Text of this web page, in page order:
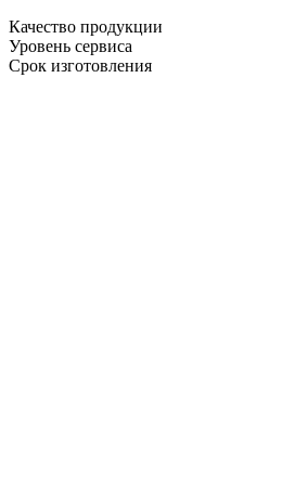
Качество продукции
Уровень сервиса
Срок изготовления